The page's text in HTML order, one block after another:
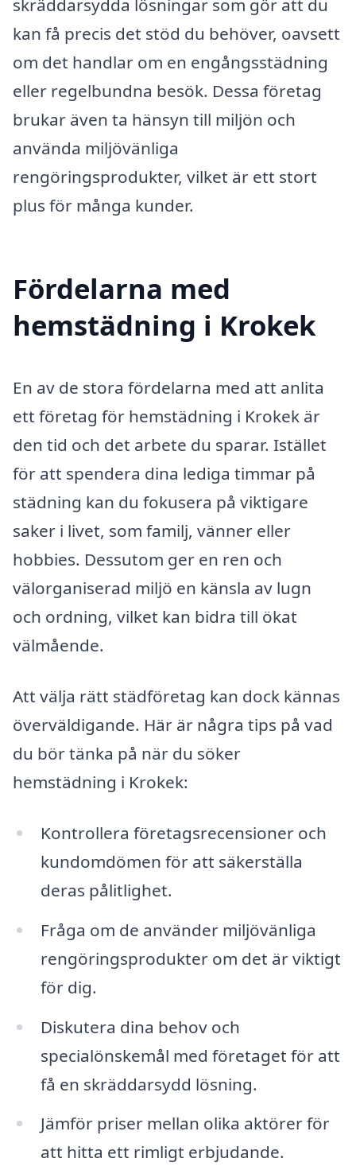
skräddarsydda lösningar som gör att du
kan få precis det stöd du behöver, oavsett
om det handlar om en engångsstädning
eller regelbundna besök. Dessa företag
brukar även ta hänsyn till miljön och
använda miljövänliga
rengöringsprodukter, vilket är ett stort
plus för många kunder.
Fördelarna med
hemstädning i Krokek
En av de stora fördelarna med att anlita
ett företag för hemstädning i Krokek är
den tid och det arbete du sparar. Istället
för att spendera dina lediga timmar på
städning kan du fokusera på viktigare
saker i livet, som familj, vänner eller
hobbies. Dessutom ger en ren och
välorganiserad miljö en känsla av lugn
och ordning, vilket kan bidra till ökat
välmående.
Att välja rätt städföretag kan dock kännas
överväldigande. Här är några tips på vad
du bör tänka på när du söker
hemstädning i Krokek:
Kontrollera företagsrecensioner och
kundomdömen för att säkerställa
deras pålitlighet.
Fråga om de använder miljövänliga
rengöringsprodukter om det är viktigt
för dig.
Diskutera dina behov och
specialönskemål med företaget för att
få en skräddarsydd lösning.
Jämför priser mellan olika aktörer för
att hitta ett rimligt erbjudande.